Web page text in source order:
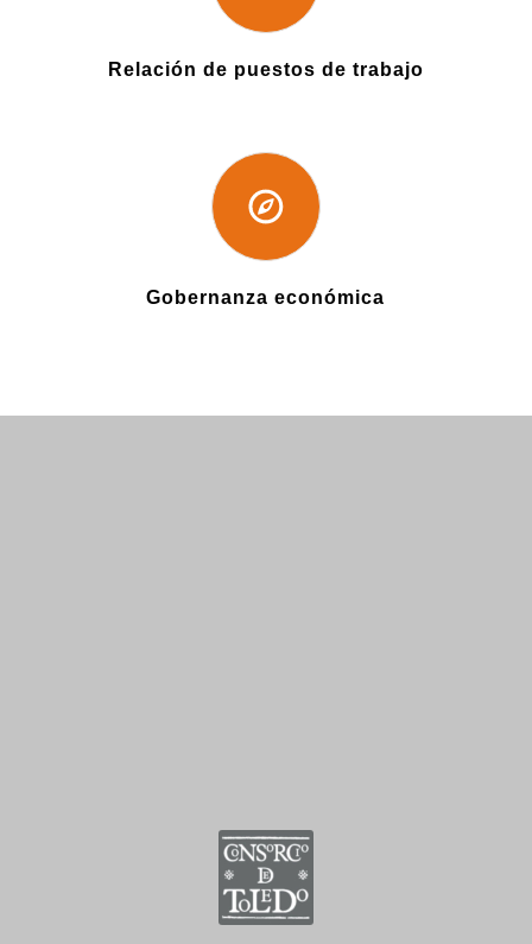
Relación de puestos de trabajo
Gobernanza económica